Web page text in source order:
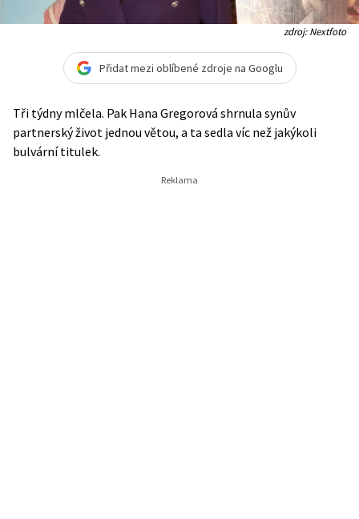
zdroj: Nextfoto
Přidat mezi oblíbené zdroje na Googlu
Tři týdny mlčela. Pak Hana Gregorová shrnula synův
partnerský život jednou větou, a ta sedla víc než jakýkoli
bulvární titulek.